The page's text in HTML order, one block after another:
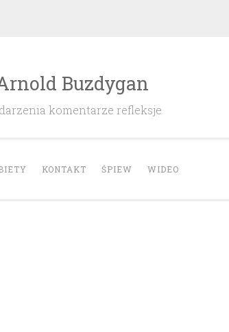
Buzdygan
komentarze refleksje
KONTAKT ŚPIEW WIDEO